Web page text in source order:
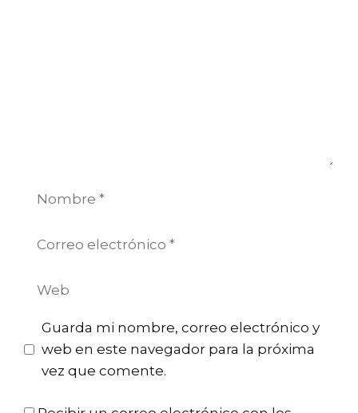
Nombre
Correo
Web
Guarda mi nombre, correo electrónico y
web en este navegador para la próxima
vez que comente.